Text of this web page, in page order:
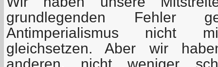
grundlegenden Fehler
Antimperialismus nicht
gleichsetzen. Aber wir
anderen, nicht weniger